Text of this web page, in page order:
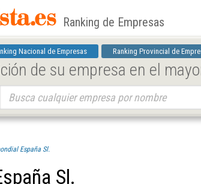
Ranking de Empresas
Nacional de Empresas Ranking Provincial de
de su empresa en el
España Sl.
Sl.